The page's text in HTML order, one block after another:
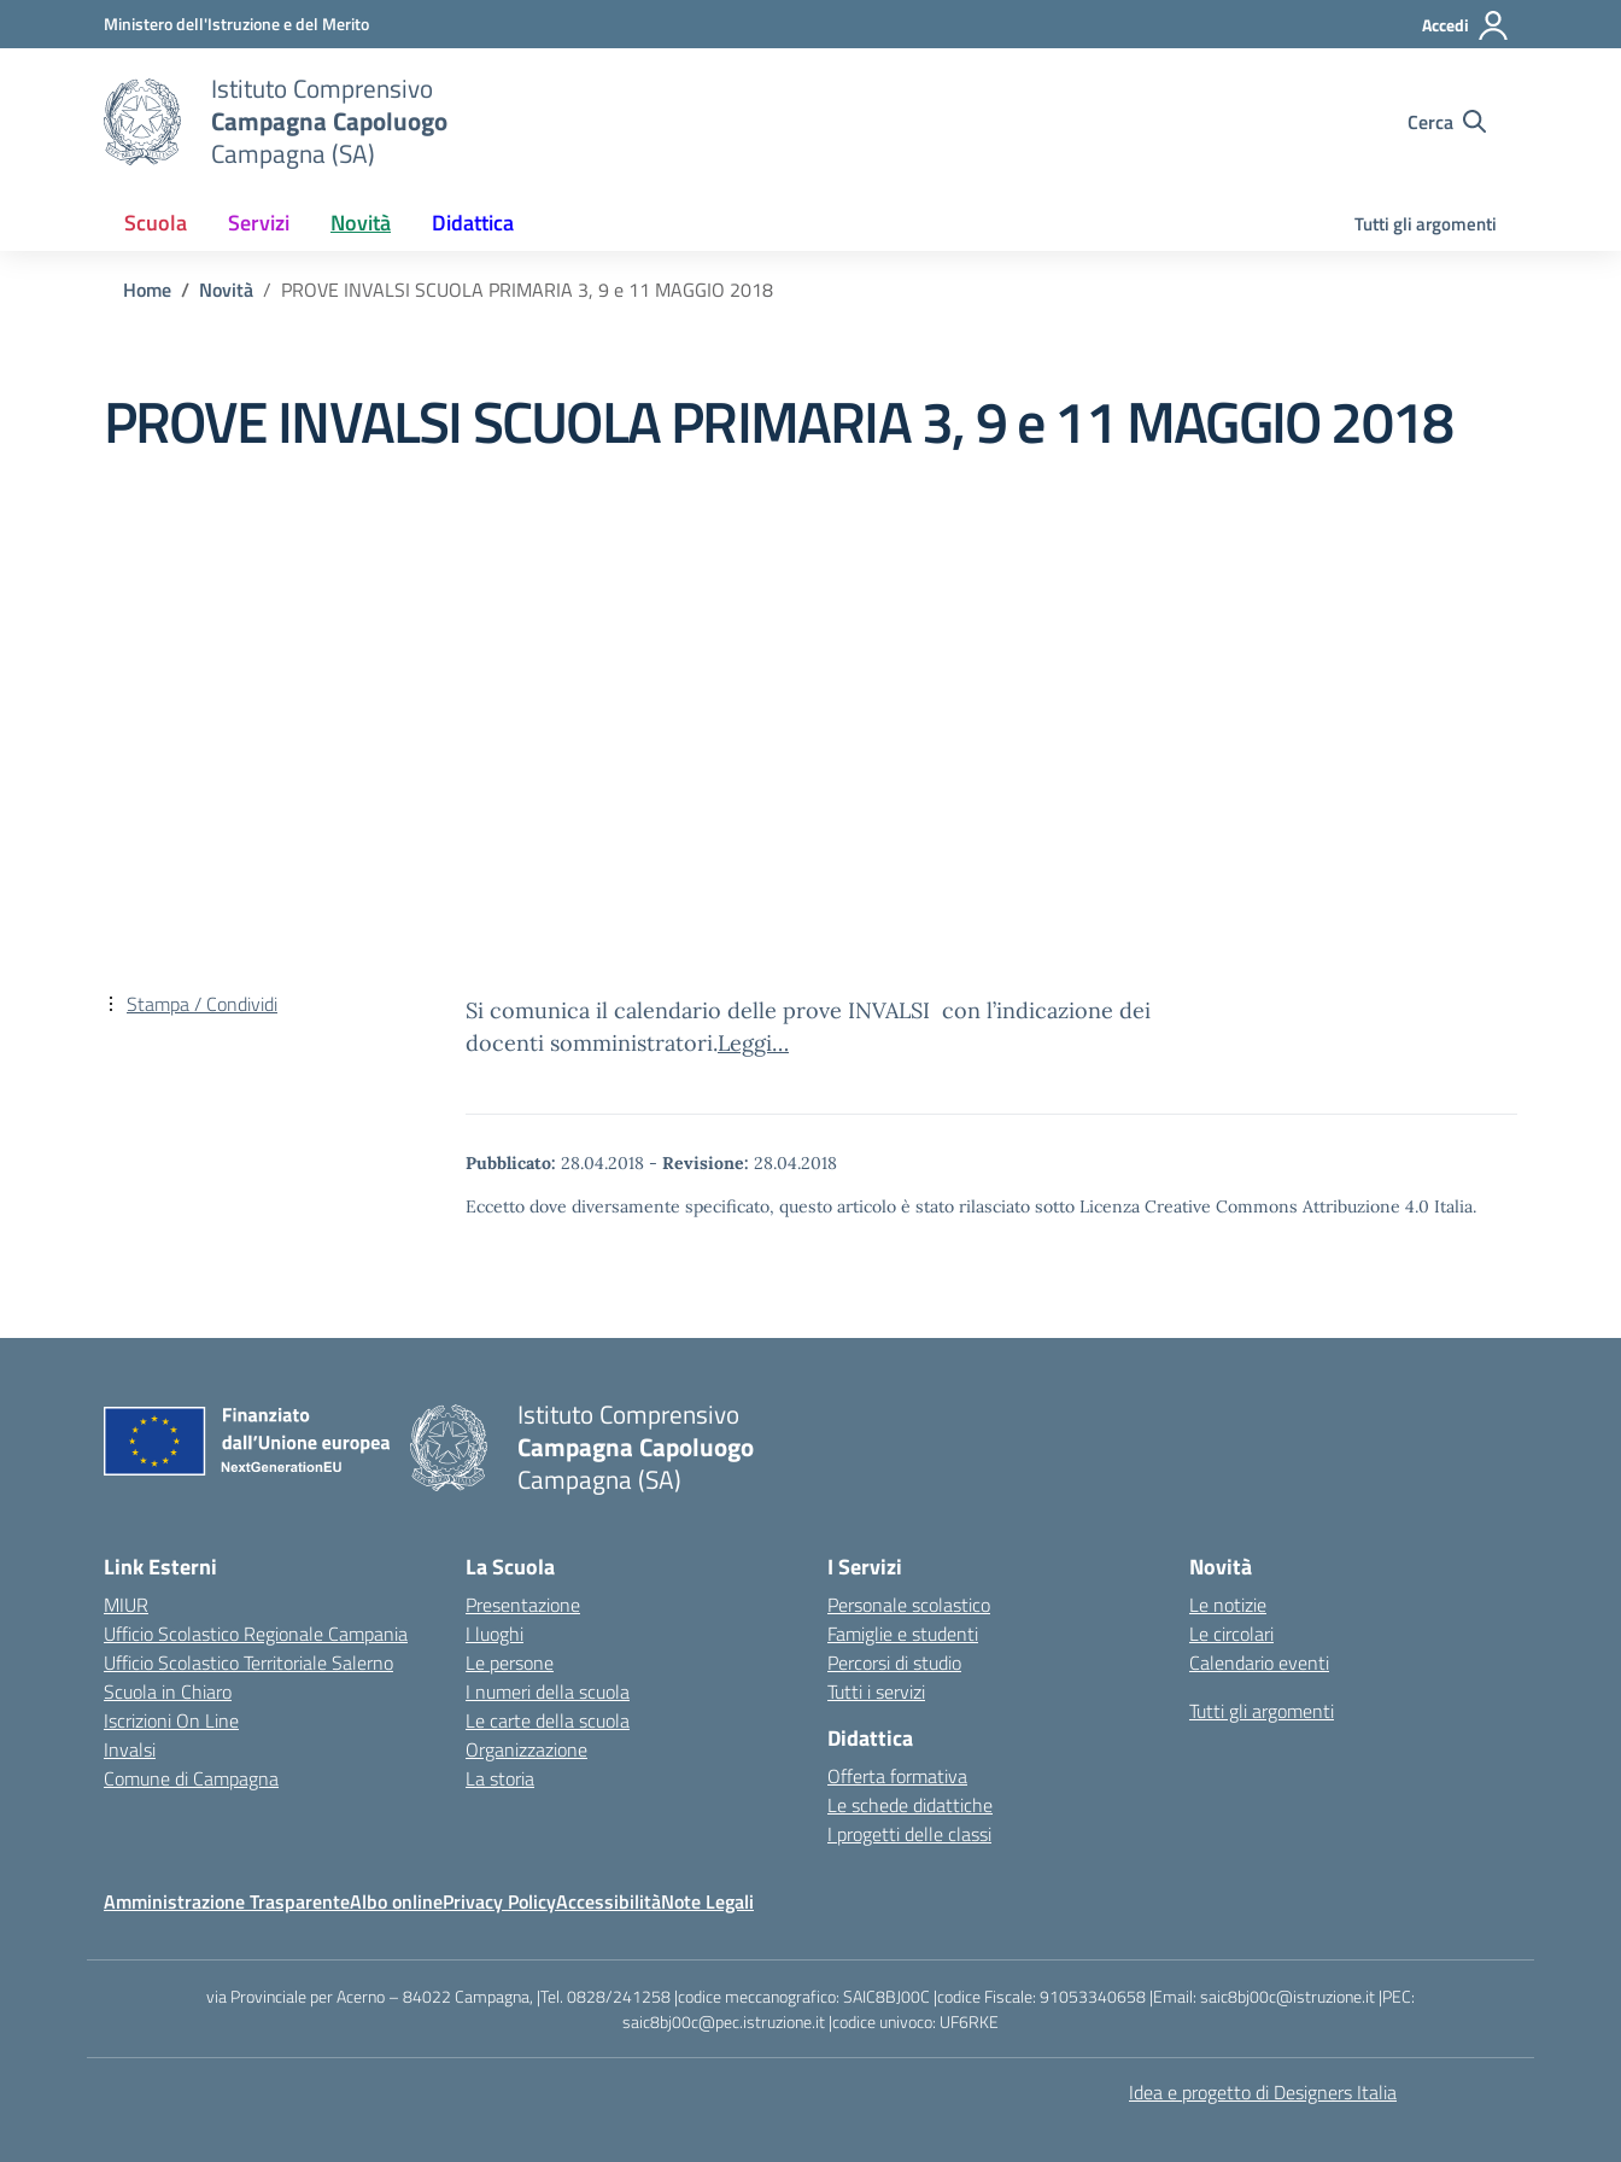
Vai ai contenuti
Vai al menu di navigazioneMinistero dell'Istruzione e del Merito Accedi
Istituto Comprensivo
Campagna Capoluogo
Campagna (SA)
Cerca
Scuola Servizi Novità Didattica Tutti gli argomenti
Home Novità PROVE INVALSI SCUOLA PRIMARIA 3, 9 e 11 MAGGIO 2018
PROVE INVALSI SCUOLA PRIMARIA 3, 9 e 11 MAGGIO 2018
Si comunica il calendario delle prove INVALSI con l’indicazione dei
docenti somministratori.Leggi…
Pubblicato: 28.04.2018 - Revisione: 28.04.2018
Eccetto dove diversamente specificato, questo articolo è stato rilasciato sotto Licenza Creative Commons Attribuzione 4.0 Italia.
Stampa / Condividi
Istituto Comprensivo
Campagna Capoluogo
Campagna (SA)
Link Esterni
MIUR
Ufficio Scolastico Regionale Campania
Ufficio Scolastico Territoriale Salerno
Scuola in Chiaro
Iscrizioni On Line
Invalsi
Comune di Campagna
La Scuola
Presentazione
I luoghi
Le persone
I numeri della scuola
Le carte della scuola
Organizzazione
La storia
I Servizi
Personale scolastico
Famiglie e studenti
Percorsi di studio
Tutti i servizi
Didattica
Offerta formativa
Le schede didattiche
I progetti delle classi
Novità
Le notizie
Le circolari
Calendario eventi
Tutti gli argomenti
Amministrazione TrasparenteAlbo onlinePrivacy PolicyAccessibilitàNote Legali
via Provinciale per Acerno – 84022 Campagna, |Tel. 0828/241258 |codice meccanografico: SAIC8BJ00C |codice Fiscale: 91053340658 |Email: saic8bj00c@istruzione.it |PEC:
saic8bj00c@pec.istruzione.it |codice univoco: UF6RKE
Idea e progetto di Designers Italia